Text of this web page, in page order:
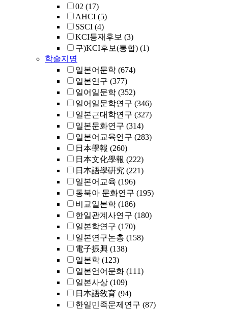
02 (17)
AHCI (5)
SSCI (4)
KCI등재후보 (3)
구)KCI후보(통합) (1)
학술지명
일본어문학 (674)
일본연구 (377)
일어일문학 (352)
일어일문학연구 (346)
일본근대학연구 (327)
일본문화연구 (314)
일본어교육연구 (283)
日本學報 (260)
日本文化學報 (222)
日本語學硏究 (221)
일본어교육 (196)
동북아 문화연구 (195)
비교일본학 (186)
한일관계사연구 (180)
일본학연구 (170)
일본연구논총 (158)
電子振興 (138)
일본학 (123)
일본언어문화 (111)
일본사상 (109)
日本語敎育 (94)
한일민족문제연구 (87)